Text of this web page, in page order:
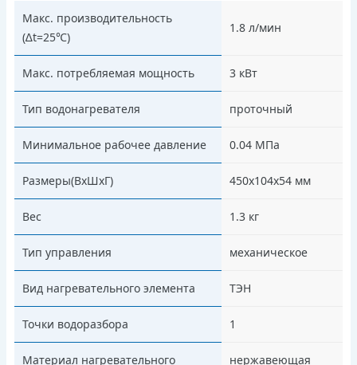
Макс. производительность
(∆t=25℃)
1.8 л/мин
Макс. потребляемая мощность 3 кВт
Тип водонагревателя проточный
Минимальное рабочее давление 0.04 МПа
Размеры(ВхШхГ) 450х104х54 мм
Вес 1.3 кг
Тип управления механическое
Вид нагревательного элемента ТЭН
Точки водоразбора 1
Материал нагревательного нержавеющая